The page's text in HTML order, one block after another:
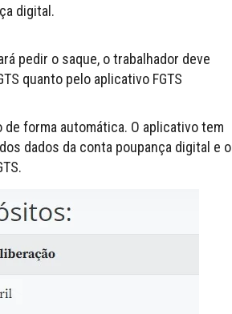
digital.
pedir o saque, o trabalhador deve
quanto pelo aplicativo FGTS
forma automática. O aplicativo tem
dados da conta poupança digital e o